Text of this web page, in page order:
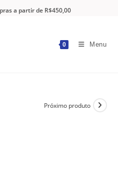
a partir de R$450,00
0 Menu
Próximo produto